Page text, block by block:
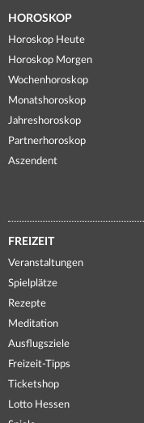
HOROSKOP
Horoskop Heute
Horoskop Morgen
Wochenhoroskop
Monatshoroskop
Jahreshoroskop
Partnerhoroskop
Aszendent
FREIZEIT
Veranstaltungen
Spielplätze
Rezepte
Meditation
Ausflugsziele
Freizeit-Tipps
Ticketshop
Lotto Hessen